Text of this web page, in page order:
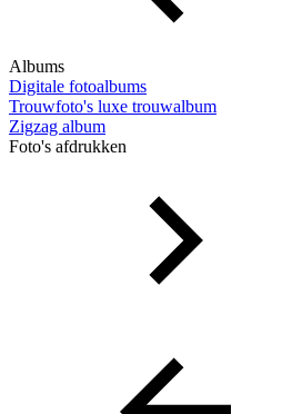
Albums
Digitale fotoalbums
Trouwfoto's luxe trouwalbum
Zigzag album
Foto's afdrukken